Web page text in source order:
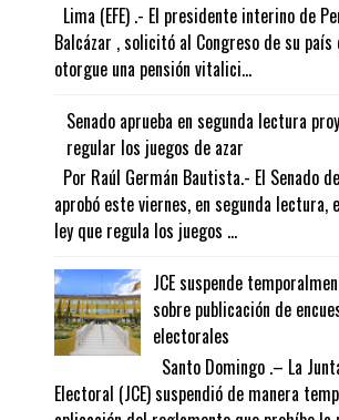
Lima (EFE) .- El presidente interino de
Balcázar , solicitó al Congreso de su país
otorgue una pensión vitalici...
Senado aprueba en segunda lectura
regular los juegos de azar
Por Raúl Germán Bautista.- El Senado
aprobó este viernes, en segunda lectura,
ley que regula los juegos ...
JCE suspende
sobre publicación de
electorales
Santo Domingo .– La
Electoral (JCE) suspendió de manera